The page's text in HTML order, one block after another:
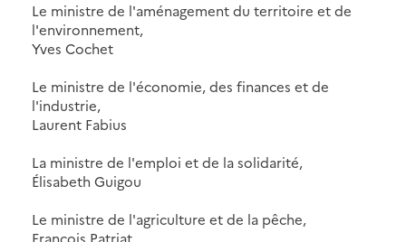
Le ministre de l'aménagement du territoire et de
l'environnement,
Yves Cochet
Le ministre de l'économie, des finances et de
l'industrie,
Laurent Fabius
La ministre de l'emploi et de la solidarité,
Élisabeth Guigou
Le ministre de l'agriculture et de la pêche,
François Patriat